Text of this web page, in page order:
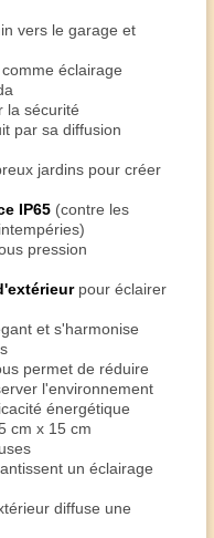
vers le garage et
éclairage
la sécurité
par sa diffusion
jardins pour créer
IP65 (contre les
pression
pour éclairer
et s'harmonise
permet de réduire
l'environnement
énergétique
cm x 15 cm
un éclairage
diffuse une